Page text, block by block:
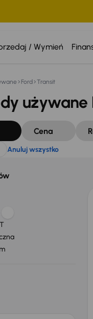
/ Wymień
Anuluj wszystko
Ford Transit
używane
Cena
Anuluj wszystko